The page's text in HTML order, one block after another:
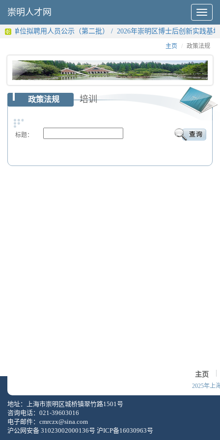
Toggle
崇明人才网
业单位拟聘用人员公示（第二批） / 2026年崇明区博士后创新实践基
主页 政策法规
政策法规 培训
标题：
主页
2025年上
地址：上海市崇明区城桥镇翠竹路1501号
咨询电话：021-39603016
电子邮件： cmrczx@sina.com
沪公网安备 31023002000136号 沪ICP备16030963号